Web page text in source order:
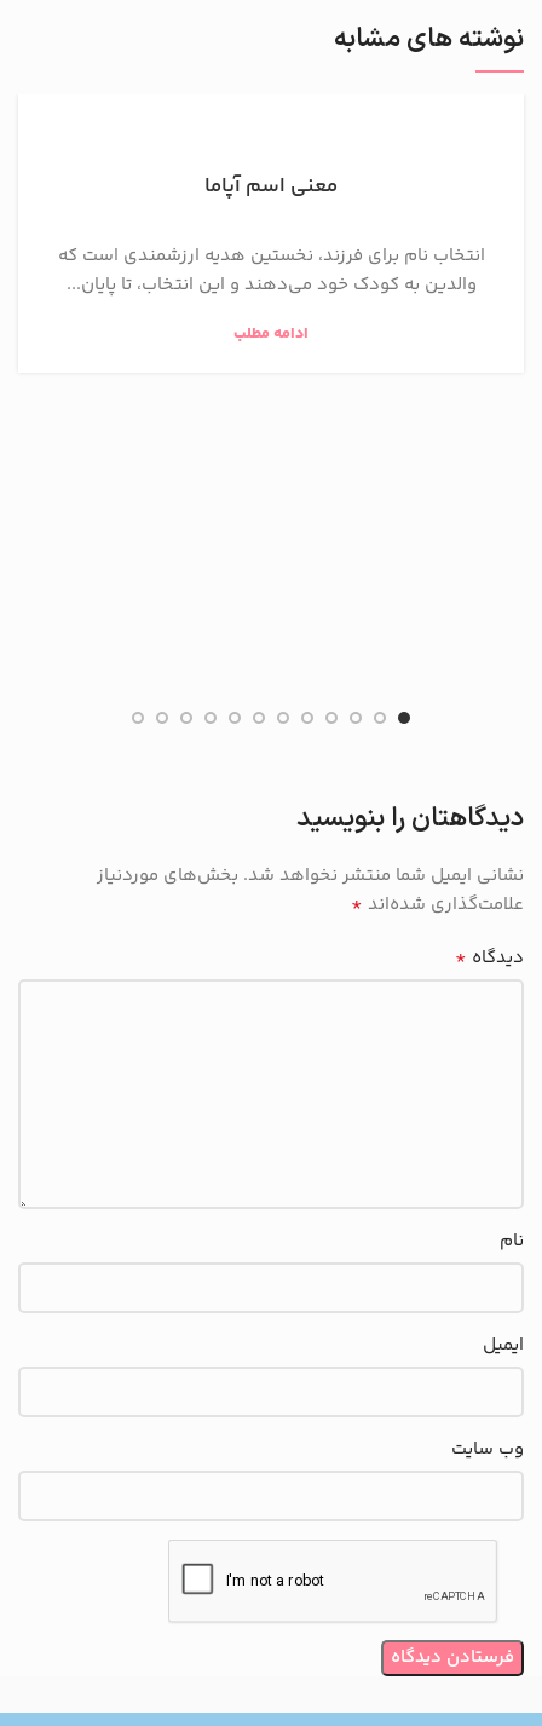
نوشته های مشابه
معنی اسم آپاما
انتخاب نام برای فرزند، نخستین هدیه ارزشمندی است که
والدین به کودک خود می‌دهند و این انتخاب، تا پایان...
ادامه مطلب
دیدگاهتان را بنویسید
نشانی ایمیل شما منتشر نخواهد شد. بخش‌های موردنیاز
علامت‌گذاری شده‌اند *
دیدگاه *
نام
ایمیل
وب‌ سایت